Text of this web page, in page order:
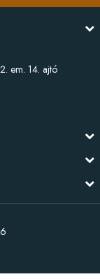
em. 14. ajtó